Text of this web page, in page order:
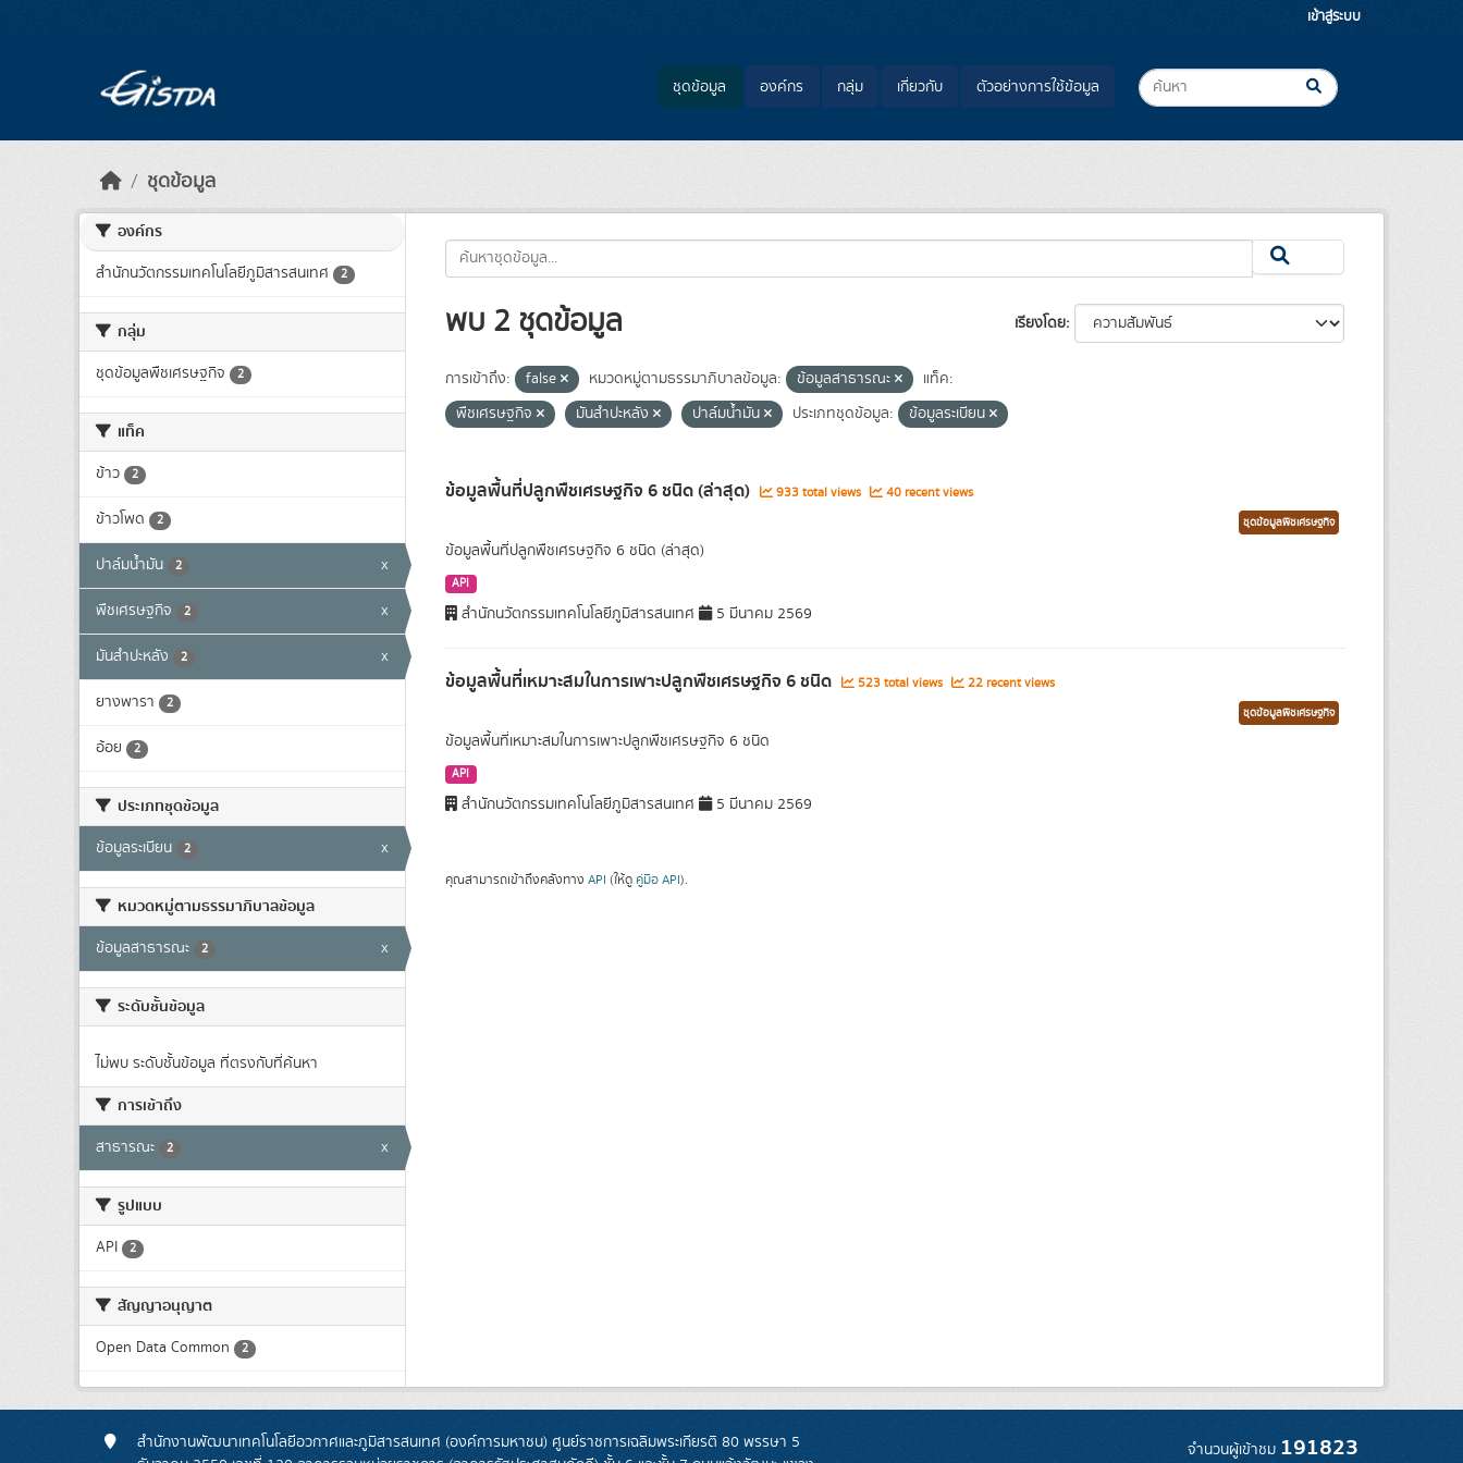
เข้าสู่ระบบ
ชุดข้อมูล องค์กร กลุ่ม เกี่ยวกับ ตัวอย่างการใช้ข้อมูล
ชุดข้อมูล
องค์กร
สำนักนวัตกรรมเทคโนโลยีภูมิสารสนเทศ 2
กลุ่ม
ชุดข้อมูลพืชเศรษฐกิจ 2
แท็ค
ข้าว 2
ข้าวโพด 2
ปาล์มน้ำมัน 2 x
พืชเศรษฐกิจ 2 x
มันสำปะหลัง 2 x
ยางพารา 2
อ้อย 2
ประเภทชุดข้อมูล
ข้อมูลระเบียน 2 x
หมวดหมู่ตามธรรมาภิบาลข้อมูล
ข้อมูลสาธารณะ 2 x
ระดับชั้นข้อมูล
ไม่พบ ระดับชั้นข้อมูล ที่ตรงกับที่ค้นหา
การเข้าถึง
สาธารณะ 2 x
รูปแบบ
API 2
สัญญาอนุญาต
Open Data Common 2
เรียงโดย
พบ 2 ชุดข้อมูล
การเข้าถึง: false หมวดหมู่ตามธรรมาภิบาลข้อมูล: ข้อมูลสาธารณะ
แท็ค:
พืชเศรษฐกิจ
มันสำปะหลัง ปาล์มน้ำมัน ประเภทชุดข้อมูล: ข้อมูลระเบียน
ข้อมูลพื้นที่ปลูกพืชเศรษฐกิจ 6 ชนิด (ล่าสุด) 933 total views 40 recent views
ชุดข้อมูลพืชเศรษฐกิจ
ข้อมูลพื้นที่ปลูกพืชเศรษฐกิจ 6 ชนิด (ล่าสุด)
API
สำนักนวัตกรรมเทคโนโลยีภูมิสารสนเทศ 5 มีนาคม 2569
ข้อมูลพื้นที่เหมาะสมในการเพาะปลูกพืชเศรษฐกิจ 6 ชนิด 523 total views 22 recent views
ชุดข้อมูลพืชเศรษฐกิจ
ข้อมูลพื้นที่เหมาะสมในการเพาะปลูกพืชเศรษฐกิจ 6 ชนิด
API
สำนักนวัตกรรมเทคโนโลยีภูมิสารสนเทศ 5 มีนาคม 2569
คุณสามารถเข้าถึงคลังทาง API (ให้ดู คู่มือ API).
สำนักงานพัฒนาเทคโนโลยีอวกาศและภูมิสารสนเทศ (องค์การมหาชน) ศูนย์ราชการเฉลิมพระเกียรติ 80 พรรษา 5
จำนวนผู้เข้าชม 191823